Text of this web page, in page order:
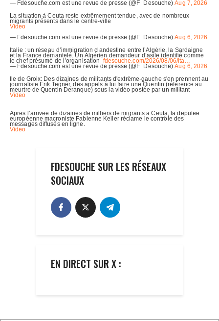
FDESOUCHE SUR LES RÉSEAUX
SOCIAUX
EN DIRECT SUR X :